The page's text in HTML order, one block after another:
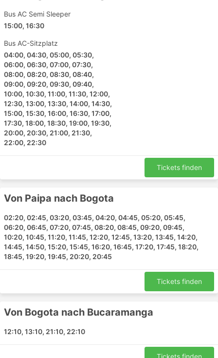
Bogota - Villa de Leyva
Villa de Leyva - Bogota
Bogota - Tunja
Bogota - Duitama
Cartagena - Bogota
Bogota - Paipa
Bogota - Santa Marta
Paipa - Bogota
Cucuta - Ipiales
Bogota - Barranquilla
Barranquilla - Bogota
Bogota - Cartagena
Bucaramanga - Bogota
Ipiales - Cucuta
Coflonorte Ticketpreise & Bus-Klassen
Etwas vom Besten an Busreisen ist, dass Sie die Reise
individuell an Ihre Bedürfnisse nach Privatsphäre und
und -Typen erfüllen die unterschiedlichen
werden in der Regel von Bussen der Standardklasse
angeboten. Auch Lokal, Express oder Normal genannt.
Diese Busse sind eine gute Wahl für kürzere Reisen.
Bus AC Semi Sleeper
15:00, 16:30
Bus AC-Sitzplatz
04:00, 04:30, 05:00, 05:30,
06:00, 06:30, 07:00, 07:30,
08:00, 08:20, 08:30, 08:40,
09:00, 09:20, 09:30, 09:40,
10:00, 10:30, 11:00, 11:30, 12:00,
12:30, 13:00, 13:30, 14:00, 14:30,
15:00, 15:30, 16:00, 16:30, 17:00,
17:30, 18:00, 18:30, 19:00, 19:30,
20:00, 20:30, 21:00, 21:30,
22:00, 22:30
Tickets finden
Von Paipa nach Bogota
02:20, 02:45, 03:20, 03:45, 04:20, 04:45, 05:20, 05:45,
06:20, 06:45, 07:20, 07:45, 08:20, 08:45, 09:20, 09:45,
10:20, 10:45, 11:20, 11:45, 12:20, 12:45, 13:20, 13:45, 14:20,
14:45, 14:50, 15:20, 15:45, 16:20, 16:45, 17:20, 17:45, 18:20,
18:45, 19:20, 19:45, 20:20, 20:45
Tickets finden
Von Bogota nach Bucaramanga
12:10, 13:10, 21:10, 22:10
Tickets finden